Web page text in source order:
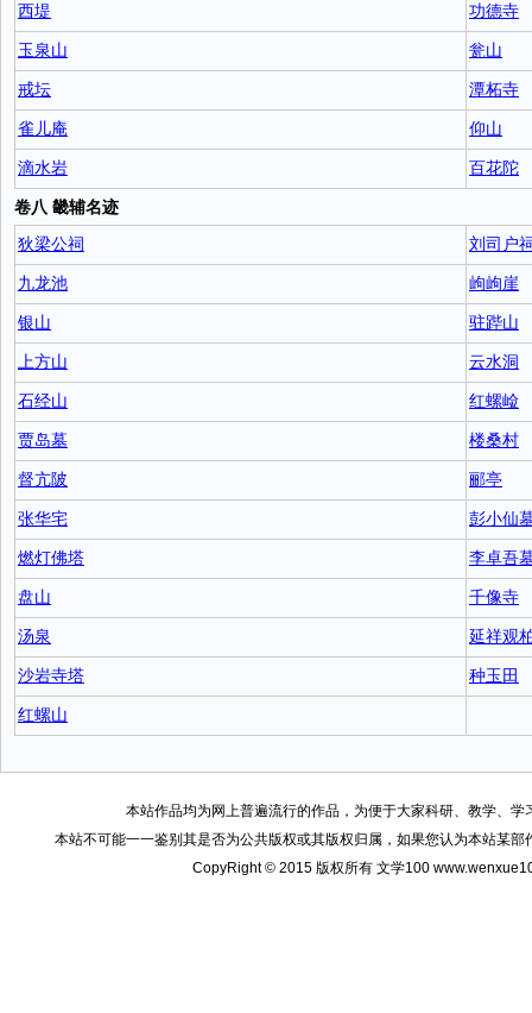
西堤
功德寺
玉泉山 瓮山
戒坛 潭柘寺
雀儿庵 仰山
滴水岩 百花陀
卷八 畿辅名迹
狄梁公祠
刘司户
九龙池 岣岣崖
银山 驻跸山
上方山 云水洞
石经山 红螺崄
贾岛墓 楼桑村
督亢陂 郦亭
张华宅 彭小仙
燃灯佛塔 李卓吾
盘山 千像寺
汤泉 延祥观
沙岩寺塔 种玉田
红螺山
本站作品均为网上普遍流行的作品，为便于大家科研、教学、
本站不可能一一鉴别其是否为公共版权或其版权归属，如果您认为本站某
CopyRight © 2015 版权所有 文学100